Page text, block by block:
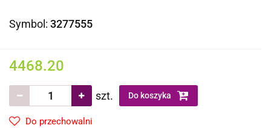
Symbol: 3277555
4468.20
szt. Do koszyka
Do przechowalni